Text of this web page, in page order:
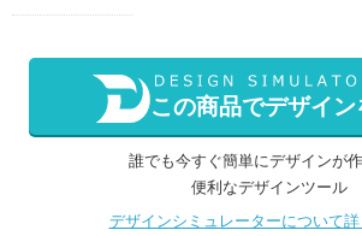
この商品でデザイ
誰でも今すぐ簡単にデザインが作
便利なデザインツール
デザインシミュレーターについて